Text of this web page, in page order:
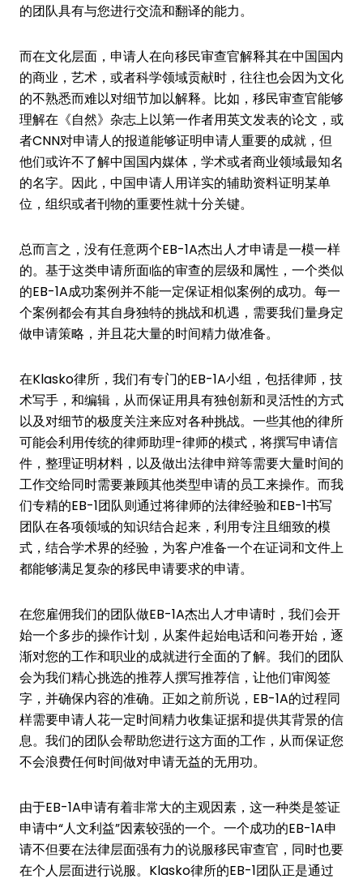
的团队具有与您进行交流和翻译的能力。
而在文化层面，申请人在向移民审查官解释其在中国国内
的商业，艺术，或者科学领域贡献时，往往也会因为文化
的不熟悉而难以对细节加以解释。比如，移民审查官能够
理解在《自然》杂志上以第一作者用英文发表的论文，或
者CNN对申请人的报道能够证明申请人重要的成就，但
他们或许不了解中国国内媒体，学术或者商业领域最知名
的名字。因此，中国申请人用详实的辅助资料证明某单
位，组织或者刊物的重要性就十分关键。
总而言之，没有任意两个EB-1A杰出人才申请是一模一样
的。基于这类申请所面临的审查的层级和属性，一个类似
的EB-1A成功案例并不能一定保证相似案例的成功。每一
个案例都会有其自身独特的挑战和机遇，需要我们量身定
做申请策略，并且花大量的时间精力做准备。
在Klasko律所，我们有专门的EB-1A小组，包括律师，技
术写手，和编辑，从而保证用具有独创新和灵活性的方式
以及对细节的极度关注来应对各种挑战。一些其他的律所
可能会利用传统的律师助理-律师的模式，将撰写申请信
件，整理证明材料，以及做出法律申辩等需要大量时间的
工作交给同时需要兼顾其他类型申请的员工来操作。而我
们专精的EB-1团队则通过将律师的法律经验和EB-1书写
团队在各项领域的知识结合起来，利用专注且细致的模
式，结合学术界的经验，为客户准备一个在证词和文件上
都能够满足复杂的移民申请要求的申请。
在您雇佣我们的团队做EB-1A杰出人才申请时，我们会开
始一个多步的操作计划，从案件起始电话和问卷开始，逐
渐对您的工作和职业的成就进行全面的了解。我们的团队
会为我们精心挑选的推荐人撰写推荐信，让他们审阅签
字，并确保内容的准确。正如之前所说，EB-1A的过程同
样需要申请人花一定时间精力收集证据和提供其背景的信
息。我们的团队会帮助您进行这方面的工作，从而保证您
不会浪费任何时间做对申请无益的无用功。
由于EB-1A申请有着非常大的主观因素，这一种类是签证
申请中“人文利益”因素较强的一个。一个成功的EB-1A申
请不但要在法律层面强有力的说服移民审查官，同时也要
在个人层面进行说服。Klasko律所的EB-1团队正是通过